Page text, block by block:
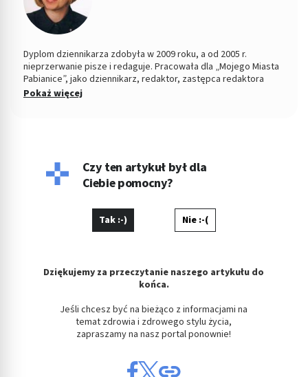
Dyplom dziennikarza zdobyła w 2009 roku, a od 2005 r.
nieprzerwanie pisze i redaguje. Pracowała dla „Mojego Miasta
Pabianice”, jako dziennikarz, redaktor, zastępca redaktora
naczelnego i PR-owiec, współpracowała z „Nowym Życiem
Pokaż więcej
Czy ten artykuł był dla
Ciebie pomocny?
Tak :-) Nie :-(
Dziękujemy za przeczytanie naszego artykułu do
końca.
Jeśli chcesz być na bieżąco z informacjami na
temat zdrowia i zdrowego stylu życia,
zapraszamy na nasz portal ponownie!